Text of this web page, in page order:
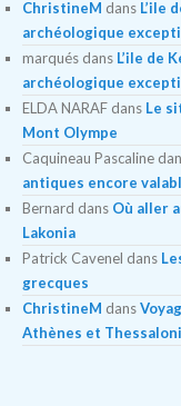
ChristineM dans L’ile
archéologique
marquésdans L’ile de
archéologique
ELDA NARAFdans Le
Mont Olympe
Caquineau Pascaline
antiques encore
Bernard dans Où aller
Lakonia
Patrick Cavenel dans
grecques
ChristineM dans
Athènes et